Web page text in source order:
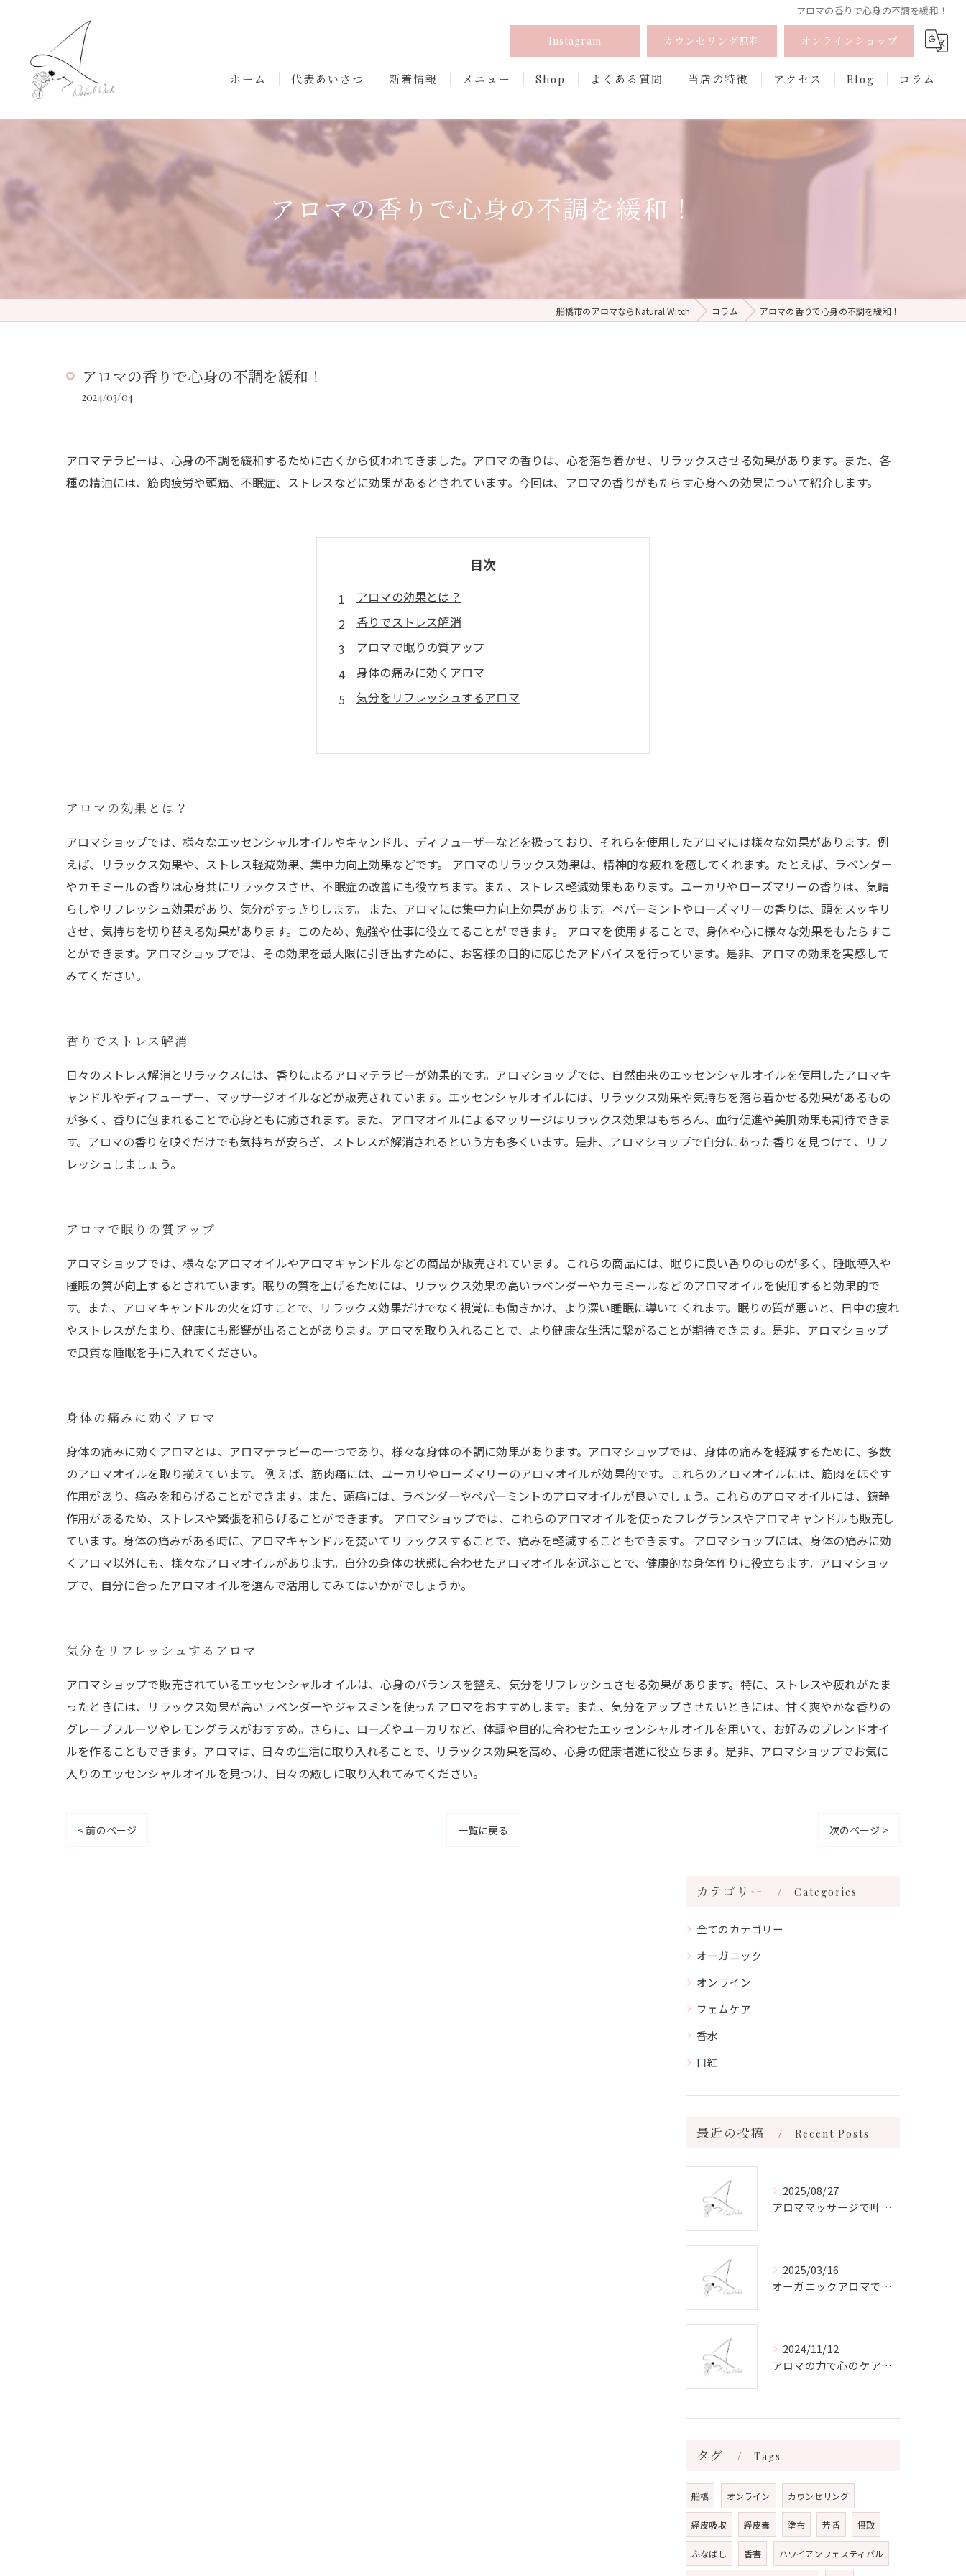
アロマの香りで心身の不調を緩和！
Instagram カウンセリング無料 オンラインショップ
ホーム 代表あいさつ 新着情報 メニュー Shop よくある質問 当店の特徴 アクセス Blog コラム
アロマの香りで心身の不調を緩和！
船橋市のアロマならNatural Witch コラム アロマの香りで心身の不調を緩和！
アロマの香りで心身の不調を緩和！
2024/03/04
アロマテラピーは、心身の不調を緩和するために古くから使われてきました。アロマの香りは、心を落ち着かせ、リラックスさせる効果があります。また、各
種の精油には、筋肉疲労や頭痛、不眠症、ストレスなどに効果があるとされています。今回は、アロマの香りがもたらす心身への効果について紹介します。
目次
アロマの効果とは？
香りでストレス解消
アロマで眠りの質アップ
身体の痛みに効くアロマ
気分をリフレッシュするアロマ
アロマの効果とは？
アロマショップでは、様々なエッセンシャルオイルやキャンドル、ディフューザーなどを扱っており、それらを使用したアロマには様々な効果があります。例
えば、リラックス効果や、ストレス軽減効果、集中力向上効果などです。 アロマのリラックス効果は、精神的な疲れを癒してくれます。たとえば、ラベンダー
やカモミールの香りは心身共にリラックスさせ、不眠症の改善にも役立ちます。また、ストレス軽減効果もあります。ユーカリやローズマリーの香りは、気晴
らしやリフレッシュ効果があり、気分がすっきりします。 また、アロマには集中力向上効果があります。ペパーミントやローズマリーの香りは、頭をスッキリ
させ、気持ちを切り替える効果があります。このため、勉強や仕事に役立てることができます。 アロマを使用することで、身体や心に様々な効果をもたらすこ
とができます。アロマショップでは、その効果を最大限に引き出すために、お客様の目的に応じたアドバイスを行っています。是非、アロマの効果を実感して
みてください。
香りでストレス解消
日々のストレス解消とリラックスには、香りによるアロマテラピーが効果的です。アロマショップでは、自然由来のエッセンシャルオイルを使用したアロマキ
ャンドルやディフューザー、マッサージオイルなどが販売されています。エッセンシャルオイルには、リラックス効果や気持ちを落ち着かせる効果があるもの
が多く、香りに包まれることで心身ともに癒されます。また、アロマオイルによるマッサージはリラックス効果はもちろん、血行促進や美肌効果も期待できま
す。アロマの香りを嗅ぐだけでも気持ちが安らぎ、ストレスが解消されるという方も多くいます。是非、アロマショップで自分にあった香りを見つけて、リフ
レッシュしましょう。
アロマで眠りの質アップ
アロマショップでは、様々なアロマオイルやアロマキャンドルなどの商品が販売されています。これらの商品には、眠りに良い香りのものが多く、睡眠導入や
睡眠の質が向上するとされています。眠りの質を上げるためには、リラックス効果の高いラベンダーやカモミールなどのアロマオイルを使用すると効果的で
す。また、アロマキャンドルの火を灯すことで、リラックス効果だけでなく視覚にも働きかけ、より深い睡眠に導いてくれます。眠りの質が悪いと、日中の疲れ
やストレスがたまり、健康にも影響が出ることがあります。アロマを取り入れることで、より健康な生活に繋がることが期待できます。是非、アロマショップ
で良質な睡眠を手に入れてください。
身体の痛みに効くアロマ
身体の痛みに効くアロマとは、アロマテラピーの一つであり、様々な身体の不調に効果があります。アロマショップでは、身体の痛みを軽減するために、多数
のアロマオイルを取り揃えています。 例えば、筋肉痛には、ユーカリやローズマリーのアロマオイルが効果的です。これらのアロマオイルには、筋肉をほぐす
作用があり、痛みを和らげることができます。また、頭痛には、ラベンダーやペパーミントのアロマオイルが良いでしょう。これらのアロマオイルには、鎮静
作用があるため、ストレスや緊張を和らげることができます。 アロマショップでは、これらのアロマオイルを使ったフレグランスやアロマキャンドルも販売し
ています。身体の痛みがある時に、アロマキャンドルを焚いてリラックスすることで、痛みを軽減することもできます。 アロマショップには、身体の痛みに効
くアロマ以外にも、様々なアロマオイルがあります。自分の身体の状態に合わせたアロマオイルを選ぶことで、健康的な身体作りに役立ちます。アロマショッ
プで、自分に合ったアロマオイルを選んで活用してみてはいかがでしょうか。
気分をリフレッシュするアロマ
アロマショップで販売されているエッセンシャルオイルは、心身のバランスを整え、気分をリフレッシュさせる効果があります。特に、ストレスや疲れがたま
ったときには、リラックス効果が高いラベンダーやジャスミンを使ったアロマをおすすめします。また、気分をアップさせたいときには、甘く爽やかな香りの
グレープフルーツやレモングラスがおすすめ。さらに、ローズやユーカリなど、体調や目的に合わせたエッセンシャルオイルを用いて、お好みのブレンドオイ
ルを作ることもできます。アロマは、日々の生活に取り入れることで、リラックス効果を高め、心身の健康増進に役立ちます。是非、アロマショップでお気に
入りのエッセンシャルオイルを見つけ、日々の癒しに取り入れてみてください。
< 前のページ 一覧に戻る 次のページ >
カテゴリー Categories
全てのカテゴリー
オーガニック
オンライン
フェムケア
香水
口紅
最近の投稿 Recent Posts
2025/08/27
アロママッサージで叶える心身リラックスと健康維持の新習慣ガイド
2025/03/16
オーガニックアロマで心と体を癒す
2024/11/12
アロマの力で心のケアをする方法
タグ Tags
船橋 オンライン カウンセリング
経皮吸収 経皮毒 塗布 芳香 摂取
ふなばし 香害 ハワイアンフェスティバル